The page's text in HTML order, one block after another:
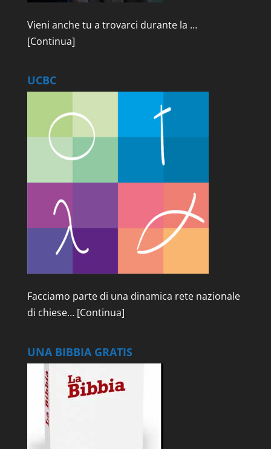
Vieni anche tu a trovarci durante la …
[Continua]
UCBC
Facciamo parte di una dinamica rete nazionale
di chiese… [Continua]
UNA BIBBIA GRATIS